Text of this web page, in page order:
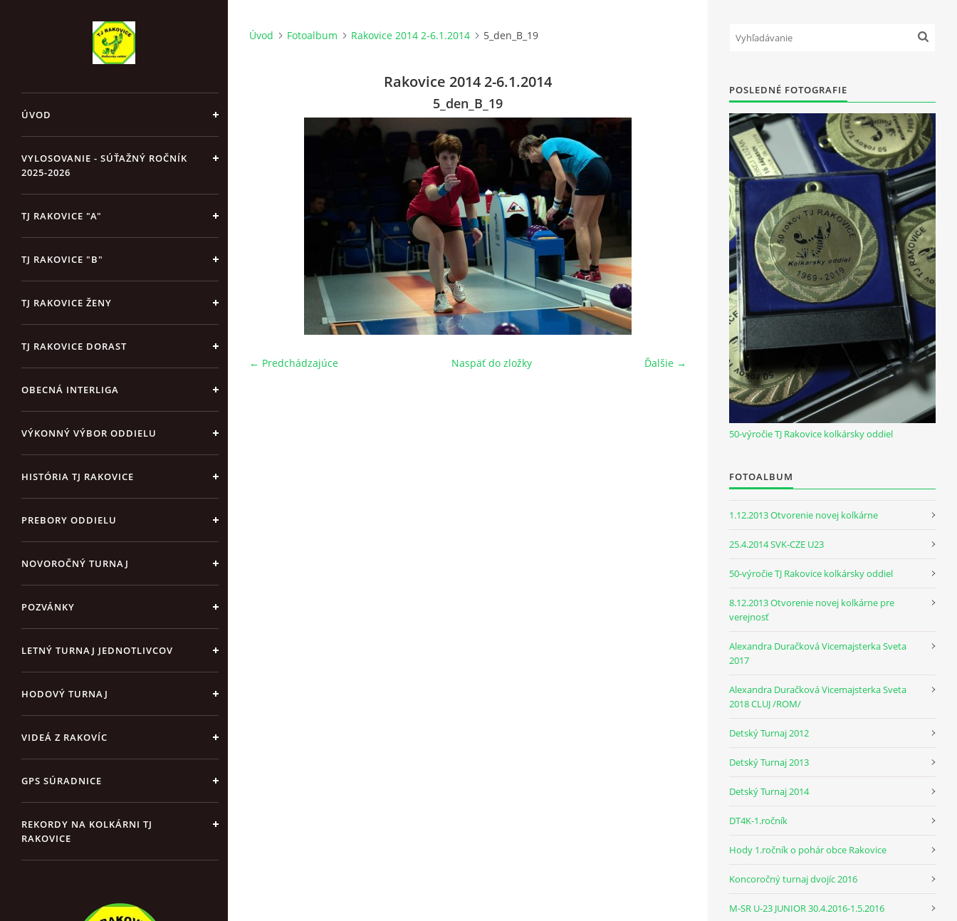
ÚVOD
VYLOSOVANIE - SÚŤAŽNÝ ROČNÍK
2025-2026
TJ RAKOVICE "A"
TJ RAKOVICE "B"
TJ RAKOVICE ŽENY
TJ RAKOVICE DORAST
OBECNÁ INTERLIGA
VÝKONNÝ VÝBOR ODDIELU
HISTÓRIA TJ RAKOVICE
PREBORY ODDIELU
NOVOROČNÝ TURNAJ
POZVÁNKY
LETNÝ TURNAJ JEDNOTLIVCOV
HODOVÝ TURNAJ
VIDEÁ Z RAKOVÍC
GPS SÚRADNICE
REKORDY NA KOLKÁRNI TJ
RAKOVICE
Úvod Fotoalbum Rakovice 2014 2-6.1.2014 5_den_B_19
Rakovice 2014 2-6.1.2014
5_den_B_19
← Predchádzajúce Ďalšie →
Naspäť do zložky
POSLEDNÉ FOTOGRAFIE
50-výročie TJ Rakovice kolkársky oddiel
FOTOALBUM
1.12.2013 Otvorenie novej kolkárne
25.4.2014 SVK-CZE U23
50-výročie TJ Rakovice kolkársky oddiel
8.12.2013 Otvorenie novej kolkárne pre
verejnosť
Alexandra Duračková Vicemajsterka Sveta
2017
Alexandra Duračková Vicemajsterka Sveta
2018 CLUJ /ROM/
Detský Turnaj 2012
Detský Turnaj 2013
Detský Turnaj 2014
DT4K-1.ročník
Hody 1.ročník o pohár obce Rakovice
Koncoročný turnaj dvojíc 2016
M-SR U-23 JUNIOR 30.4.2016-1.5.2016